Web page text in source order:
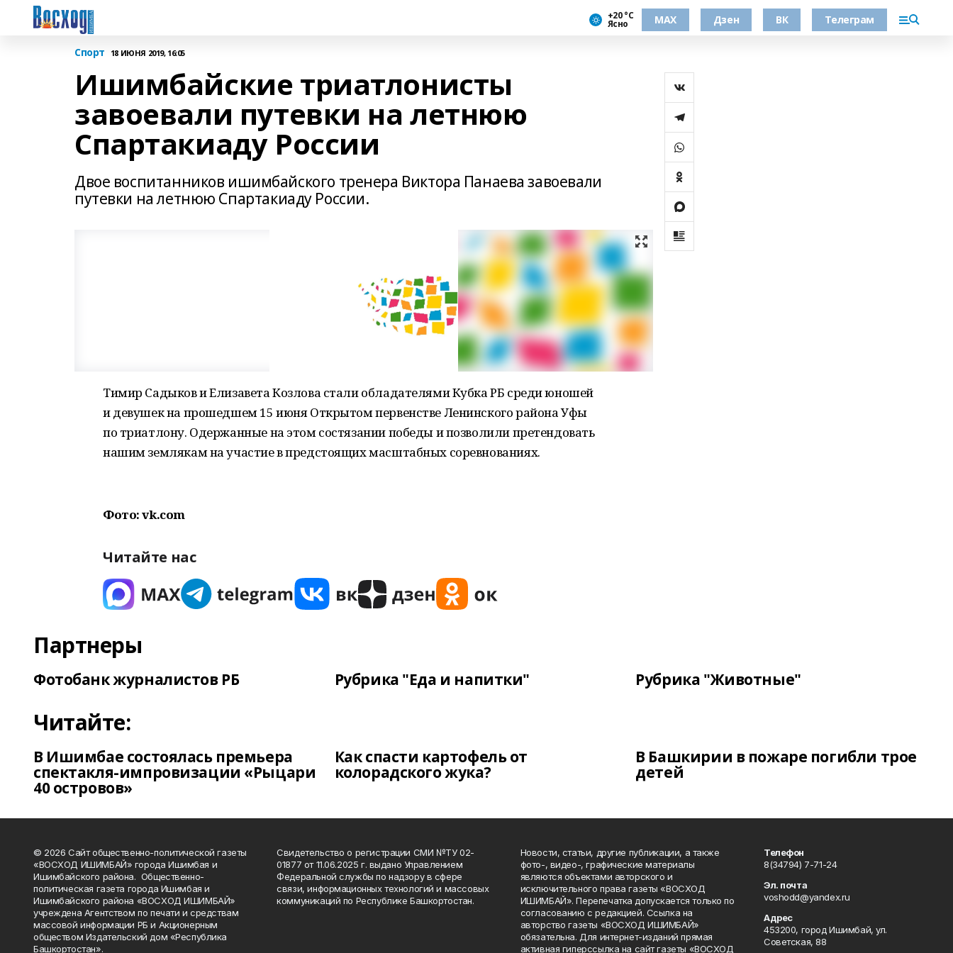
+20 °С
Ясно МАХ Дзен ВК Телеграм
Спорт 18 ИЮНЯ 2019, 16:05
Ишимбайские триатлонисты
завоевали путевки на летнюю
Спартакиаду России
Двое воспитанников ишимбайского тренера Виктора Панаева завоевали
путевки на летнюю Спартакиаду России.
Тимир Садыков и Елизавета Козлова стали обладателями Кубка РБ среди юношей
и девушек на прошедшем 15 июня Открытом первенстве Ленинского района Уфы
по триатлону. Одержанные на этом состязании победы и позволили претендовать
нашим землякам на участие в предстоящих масштабных соревнованиях.
Фото: vk.com
Читайте нас
Партнеры
Фотобанк журналистов РБ Рубрика "Еда и напитки" Рубрика "Животные"
Читайте:
В Ишимбае состоялась премьера
спектакля-импровизации «Рыцари
40 островов»
Как спасти картофель от
колорадского жука?
В Башкирии в пожаре погибли трое
детей
© 2026 Сайт общественно-политической газеты
«ВОСХОД ИШИМБАЙ» города Ишимбая и
Ишимбайского района. Общественно-
политическая газета города Ишимбая и
Ишимбайского района «ВОСХОД ИШИМБАЙ»
учреждена Агентством по печати и средствам
массовой информации РБ и Акционерным
обществом Издательский дом «Республика
Башкортостан».
Свидетельство о регистрации СМИ №ТУ 02-
01877 от 11.06.2025 г. выдано Управлением
Федеральной службы по надзору в сфере
связи, информационных технологий и массовых
коммуникаций по Республике Башкортостан.
Новости, статьи, другие публикации, а также
фото-, видео-, графические материалы
являются объектами авторского и
исключительного права газеты «ВОСХОД
ИШИМБАЙ». Перепечатка допускается только по
согласованию с редакцией. Ссылка на
авторство газеты «ВОСХОД ИШИМБАЙ»
обязательна. Для интернет-изданий прямая
активная гиперссылка на сайт газеты «ВОСХОД
Телефон
8(34794) 7-71-24
Эл. почта
voshodd@yandex.ru
Адрес
453200, город Ишимбай, ул.
Советская, 88